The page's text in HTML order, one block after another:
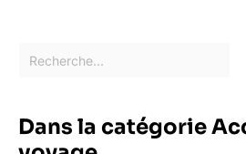
Dans la catégorie